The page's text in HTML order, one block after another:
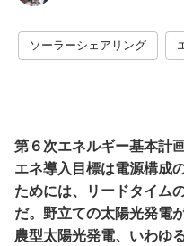
ソーラーシェアリング
第６次エネルギー基本計
エネ導入目標は電源構成
ためには、リードタイム
だ。野立ての太陽光発電
農型太陽光発電、いわゆ